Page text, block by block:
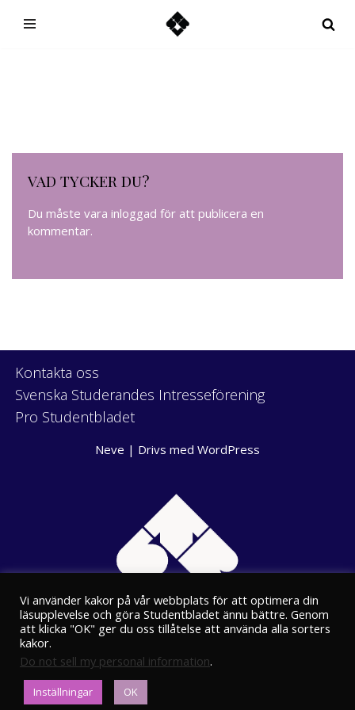
VAD TYCKER DU?
Du måste vara inloggad för att publicera en
kommentar.
Kontakta oss
Svenska Studerandes Intresseförening
Pro Studentbladet
Neve | Drivs med WordPress
Eriksgatan 8
00100 Helsingfors
Vi använder kakor på vår webbplats för att optimera din
läsupplevelse och göra Studentbladet ännu bättre. Genom
att klicka "OK" ger du oss tillåtelse att använda alla sorters
kakor.
Do not sell my personal information.
Inställningar OK